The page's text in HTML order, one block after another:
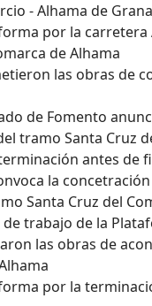
- Alhama de
por la
de Alhama
las obras de
de Fomento
tramo Santa Cruz
antes de
la
Santa Cruz del
de trabajo de la
las obras de
por la